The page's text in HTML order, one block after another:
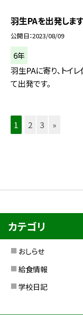
羽生PAを出発します
公開日 2023/08/09
6年
羽生PAに寄り、トイ
て出発です。
1 2 3 »
カテゴリ
おしらせ
給食情報
学校日記